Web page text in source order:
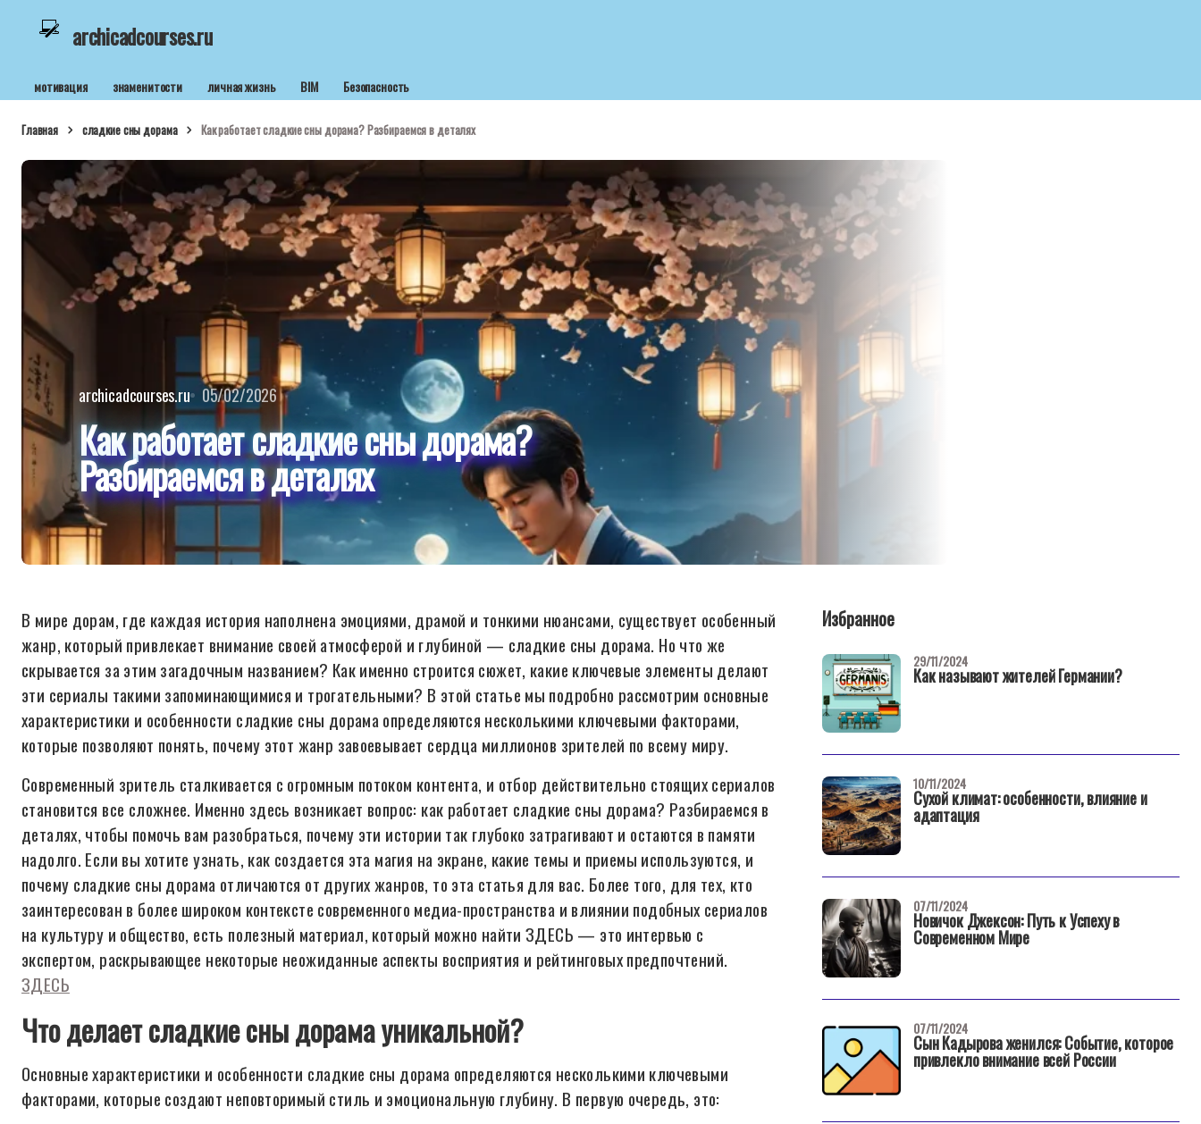
archicadcourses.ru
мотивация знаменитости личная жизнь BIM Безопасность
Главная сладкие сны дорама Как работает сладкие сны дорама? Разбираемся в деталях
archicadcourses.ru 05/02/2026
Как работает сладкие сны дорама?
Разбираемся в деталях
В мире дорам, где каждая история наполнена эмоциями, драмой и тонкими нюансами, существует особенный
жанр, который привлекает внимание своей атмосферой и глубиной — сладкие сны дорама. Но что же
скрывается за этим загадочным названием? Как именно строится сюжет, какие ключевые элементы делают
эти сериалы такими запоминающимися и трогательными? В этой статье мы подробно рассмотрим основные
характеристики и особенности сладкие сны дорама определяются несколькими ключевыми факторами,
которые позволяют понять, почему этот жанр завоевывает сердца миллионов зрителей по всему миру.
Современный зритель сталкивается с огромным потоком контента, и отбор действительно стоящих сериалов
становится все сложнее. Именно здесь возникает вопрос: как работает сладкие сны дорама? Разбираемся в
деталях, чтобы помочь вам разобраться, почему эти истории так глубоко затрагивают и остаются в памяти
надолго. Если вы хотите узнать, как создается эта магия на экране, какие темы и приемы используются, и
почему сладкие сны дорама отличаются от других жанров, то эта статья для вас. Более того, для тех, кто
заинтересован в более широком контексте современного медиа-пространства и влиянии подобных сериалов
на культуру и общество, есть полезный материал, который можно найти ЗДЕСЬ — это интервью с
экспертом, раскрывающее некоторые неожиданные аспекты восприятия и рейтинговых предпочтений.
ЗДЕСЬ
Что делает сладкие сны дорама уникальной?
Основные характеристики и особенности сладкие сны дорама определяются несколькими ключевыми
факторами, которые создают неповторимый стиль и эмоциональную глубину. В первую очередь, это:
Избранное
Как называют жителей Германии?
29/11/2024
Сухой климат: особенности, влияние и
адаптация
10/11/2024
Новичок Джексон: Путь к Успеху в
Современном Мире
07/11/2024
Сын Кадырова женился: Событие, которое
привлекло внимание всей России
07/11/2024